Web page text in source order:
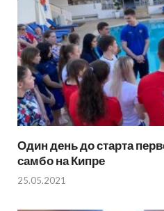
Один день до старта
самбо на Кипре
25.05.2021